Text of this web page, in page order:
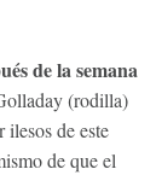
de la semana
(rodilla)
de este
de que el